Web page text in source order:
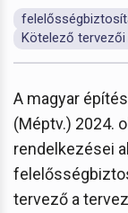
Kötelező
A magyar
(Méptv.) 2024.
rendelkezései
tervező a